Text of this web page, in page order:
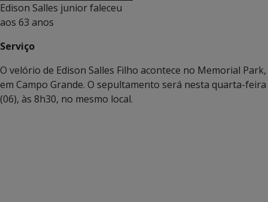
Edison Salles junior faleceu
aos 63 anos
Serviço
O velório de Edison Salles Filho acontece no Memorial Park,
em Campo Grande. O sepultamento será nesta quarta-feira
(06), às 8h30, no mesmo local.